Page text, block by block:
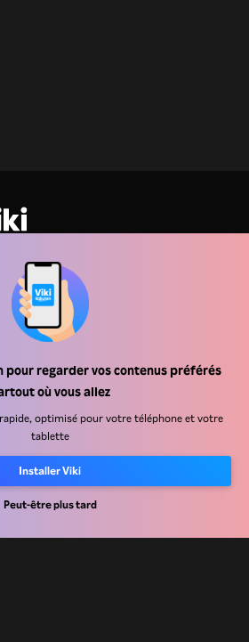
pour regarder vos contenus préférés
où vous allez
optimisé pour votre téléphone et votre
tablette
Installer Viki
Peut-être plus tard